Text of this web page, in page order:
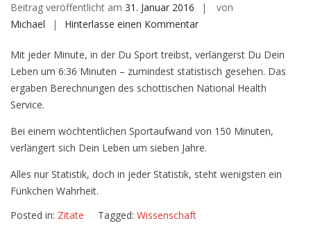
Beitrag veröffentlicht am 31. Januar 2016
von
Michael
Hinterlasse einen Kommentarauf
ein
langes
Leben
Mit jeder Minute, in der Du Sport treibst, verlängerst Du Dein
Leben um 6:36 Minuten – zumindest statistisch gesehen. Das
ergaben Berechnungen des schottischen National Health
Service.
Bei einem wöchtentlichen Sportaufwand von 150 Minuten,
verlängert sich Dein Leben um sieben Jahre.
Alles nur Statistik, doch in jeder Statistik, steht wenigsten ein
Fünkchen Wahrheit.
Posted in: Zitate Tagged: Wissenschaft